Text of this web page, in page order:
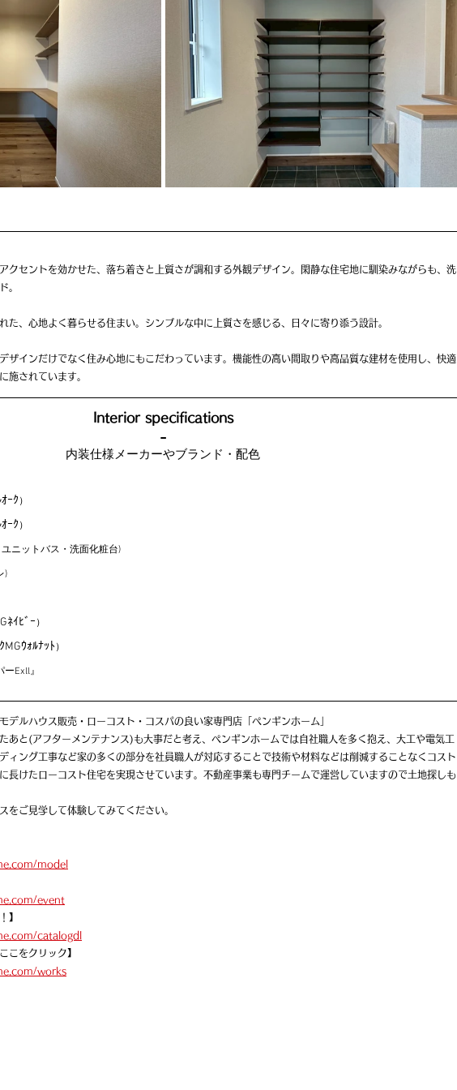
クセントを効かせた、落ち着きと上質さが調和する外観デザイン。閑静な住宅地に馴染みながらも、洗
。
た、心地よく暮らせる住まい。シンプルな中に上質さを感じる、日々に寄り添う設計。
ザインだけでなく住み心地にもこだわっています。機能性の高い間取りや高品質な建材を使用し、快適
施されています。
Interior specifications
-
内装仕様メーカーやブランド・配色
ｰｸ ）
ｰｸ ）
ニットバス・洗面化粧台)
)
ﾈｲﾋﾞｰ ）
MGｳｫﾙﾅｯﾄ ）
Exll』
デルハウス販売・ローコスト・コスパの良い家専門店「ペンギンホーム」
あと(アフターメンテナンス)も大事だと考え、ペンギンホームでは自社職人を多く抱え、大工や電気工
ィング工事など家の多くの部分を社員職人が対応することで技術や材料などは削減することなくコスト
長けたローコスト住宅を実現させています。不動産事業も専門チームで運営していますので土地探しも
をご見学して体験してみてください。
model
event
】
catalogdl
こをクリック】
works